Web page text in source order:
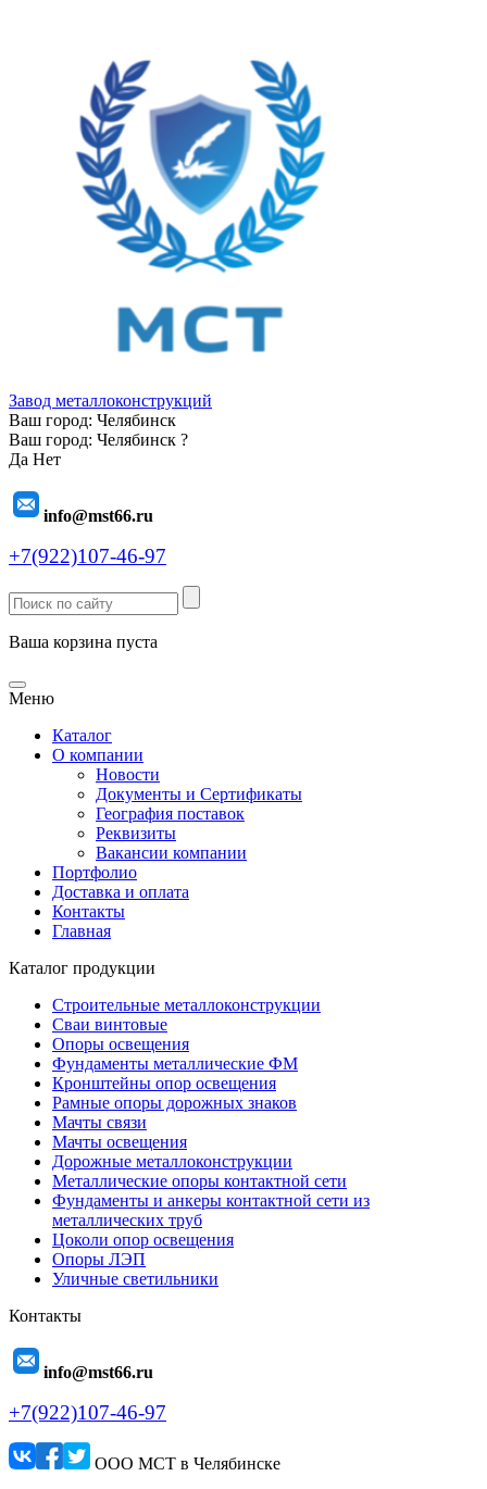
Завод металлоконструкций
Ваш город: Челябинск
Ваш город: Челябинск ?
Да Нет
info@mst66.ru
+7(922)107-46-97
Ваша корзина пуста
Меню
Каталог
О компании
Новости
Документы и Сертификаты
География поставок
Реквизиты
Вакансии компании
Портфолио
Доставка и оплата
Контакты
Главная
Каталог продукции
Строительные металлоконструкции
Сваи винтовые
Опоры освещения
Фундаменты металлические ФМ
Кронштейны опор освещения
Рамные опоры дорожных знаков
Мачты связи
Мачты освещения
Дорожные металлоконструкции
Металлические опоры контактной сети
Фундаменты и анкеры контактной сети из
металлических труб
Цоколи опор освещения
Опоры ЛЭП
Уличные светильники
Контакты
info@mst66.ru
+7(922)107-46-97
ООО МСТ в Челябинске